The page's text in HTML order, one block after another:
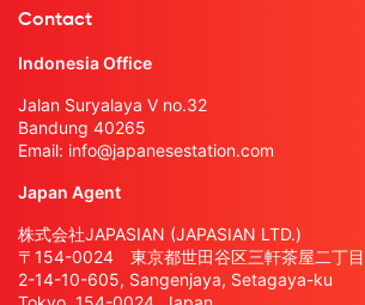
Contact
Indonesia Office
Jalan Suryalaya V no.32
Bandung 40265
Email: info@japanesestation.com
Japan Agent
株式会社JAPASIAN (JAPASIAN LTD.)
〒154-0024 東京都世田谷区三軒茶屋二丁
2-14-10-605, Sangenjaya, Setagaya-ku